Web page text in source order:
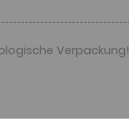
Verpackung!